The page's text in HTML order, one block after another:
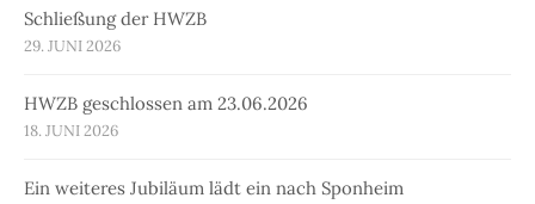
Schließung der HWZB
29. JUNI 2026
HWZB geschlossen am 23.06.2026
18. JUNI 2026
Ein weiteres Jubiläum lädt ein nach Sponheim